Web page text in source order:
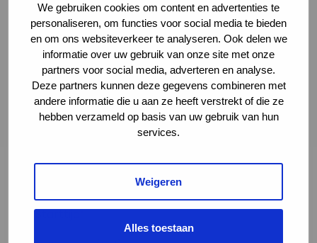
We gebruiken cookies om content en advertenties te
personaliseren, om functies voor social media te bieden
en om ons websiteverkeer te analyseren. Ook delen we
informatie over uw gebruik van onze site met onze
partners voor social media, adverteren en analyse.
Deze partners kunnen deze gegevens combineren met
andere informatie die u aan ze heeft verstrekt of die ze
hebben verzameld op basis van uw gebruik van hun
services.
Weigeren
Alles toestaan
Volledige omschrijving*
Starttijd*